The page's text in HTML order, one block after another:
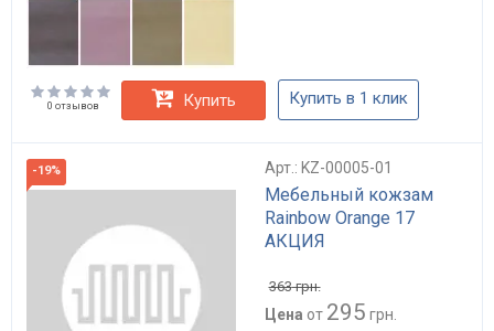
0 отзывов Купить Купить в 1 клик
-19% Арт.: KZ-00005-01
Мебельный кожзам
Rainbow Orange 17
АКЦИЯ
363грн.
Цена от 295 грн.